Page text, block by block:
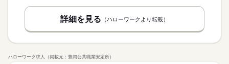
詳細を見る （ハローワークより転載）
ハローワーク求人（掲載元：豊岡公共職業安定所）